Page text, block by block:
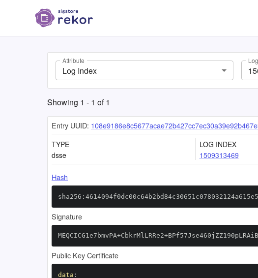
Attribute
Log Index
Showing 1 - 1 of1
Entry UUID:
TYPE
dsse
LOG INDEX
1509313469
Hash
Signature
Public Key Certificate
data :